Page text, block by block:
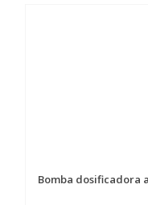
Bomba dosificadora